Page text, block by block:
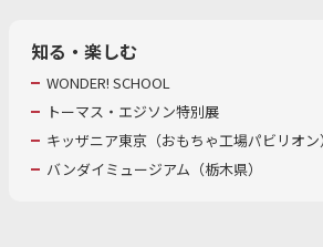
知る・楽しむ
WONDER! SCHOOL
トーマス・エジソン特別展
キッザニア東京（おもちゃ工場パビリオ
バンダイミュージアム（栃木県）